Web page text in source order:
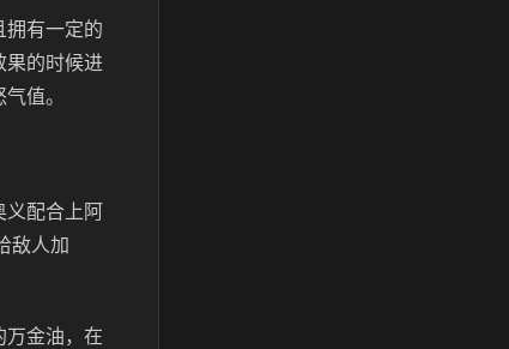
拥有一定的
果的时候进
值。
义配合上阿
敌人加
万金油，在